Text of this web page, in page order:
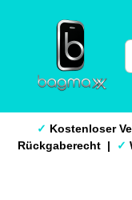
✓ Kostenloser
Rückgaberecht | ✓